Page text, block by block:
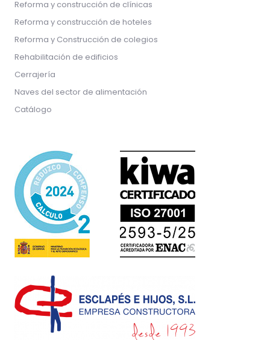
Reforma y construcción de clínicas
Reforma y construcción de hoteles
Reforma y Construcción de colegios
Rehabilitación de edificios
Cerrajería
Naves del sector de alimentación
Catálogo